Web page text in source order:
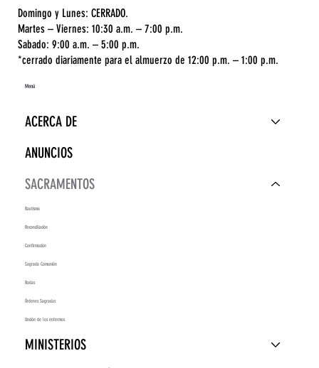
Menú
ACERCA DE
ANUNCIOS
SACRAMENTOS
Bautismo
Reconciliación
Confirmación
Sagrada Comunión
Bodas
Órdenes Sagradas
Unción de los enfermos
MINISTERIOS
Domingo y Lunes: CERRADO.
Martes – Viernes: 10:30 a.m. – 7:00 p.m.
Sabado: 9:00 a.m. – 5:00 p.m.
*cerrado diariamente para el almuerzo de 12:00 p.m. – 1:00 p.m.